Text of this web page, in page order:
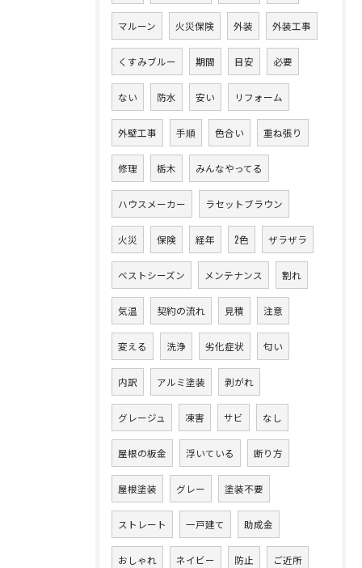
マルーン 火災保険 外装 外装工事
くすみブルー 期間 目安 必要
ない 防水 安い リフォーム
外壁工事 手順 色合い 重ね張り
修理 栃木 みんなやってる
ハウスメーカー ラセットブラウン
火災 保険 経年 2色 ザラザラ
ベストシーズン メンテナンス 割れ
気温 契約の流れ 見積 注意
変える 洗浄 劣化症状 匂い
内訳 アルミ塗装 剥がれ
グレージュ 凍害 サビ なし
屋根の板金 浮いている 断り方
屋根塗装 グレー 塗装不要
ストレート 一戸建て 助成金
おしゃれ ネイビー 防止 ご近所